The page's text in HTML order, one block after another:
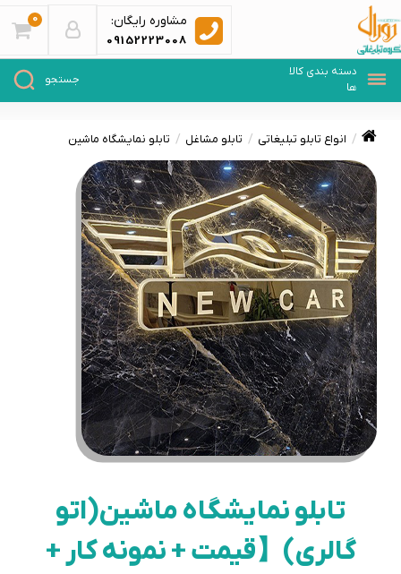
مشاوره رایگان:
09152223008
0
انواع تابلو تبلیغاتی تابلو مشاغل تابلو نمایشگاه ماشین
تابلو نمایشگاه ماشین(اتو
گالری)【قیمت + نمونه کار +